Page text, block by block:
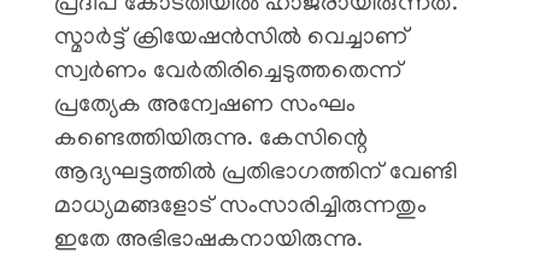
സ്മാർട്ട് ക്രിയേഷൻസിൽ വെച്ചാണ്
സ്വർണം വേർതിരിച്ചെടുത്തതെന്ന്
പ്രത്യേക അന്വേഷണ സംഘം
കണ്ടെത്തിയിരുന്നു. കേസിന്റെ
ആദ്യഘട്ടത്തിൽ പ്രതിഭാഗത്തിന് വേണ്ടി
മാധ്യമങ്ങളോട് സംസാരിച്ചിരുന്നതും
ഇതേ അഭിഭാഷകനായിരുന്നു.